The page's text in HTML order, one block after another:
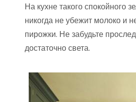
На кухне такого спокойного
никогда не убежит молоко и
пирожки. Не забудьте
достаточно света.